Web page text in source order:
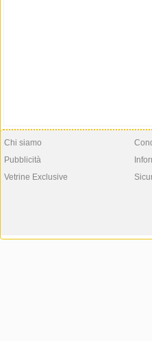
Chi siamo
Pubblicità
Vetrine Exclusive